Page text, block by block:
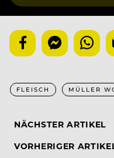
FLEISCH MÜLLER
NÄCHSTER ARTIKEL
VORHERIGER